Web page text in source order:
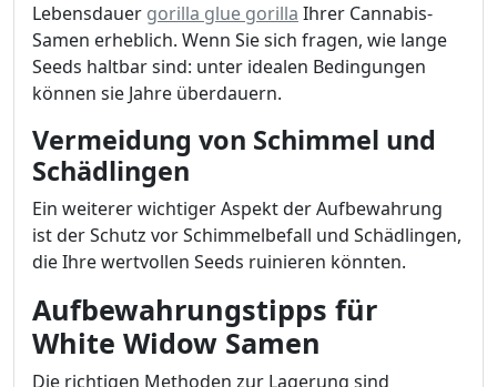
Lebensdauer gorilla glue gorilla Ihrer Cannabis-
Samen erheblich. Wenn Sie sich fragen, wie lange
Seeds haltbar sind: unter idealen Bedingungen
können sie Jahre überdauern.
Vermeidung von Schimmel und
Schädlingen
Ein weiterer wichtiger Aspekt der Aufbewahrung
ist der Schutz vor Schimmelbefall und Schädlingen,
die Ihre wertvollen Seeds ruinieren könnten.
Aufbewahrungstipps für
White Widow Samen
Die richtigen Methoden zur Lagerung sind